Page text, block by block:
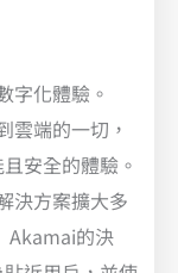
字化體驗。
雲端的一切，
安全的體驗。
決方案擴大多
Akamai的決